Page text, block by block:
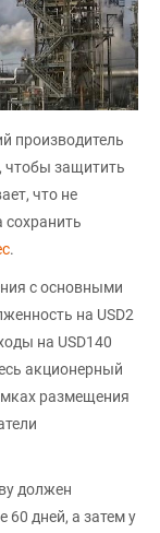
производитель
чтобы защитить
что не
сохранить
.
с основными
на USD2
на USD140
акционерный
размещения
должен
60 дней, а затем у